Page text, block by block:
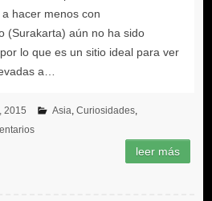
2015 Asia Curiosidades